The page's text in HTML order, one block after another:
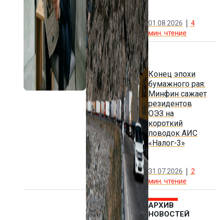
01.08.2026
4
мин. чтение
Конец эпохи
бумажного рая:
Минфин сажает
резидентов
ОЭЗ на
короткий
поводок АИС
«Налог-3»
31.07.2026
2
мин. чтение
АРХИВ
НОВОСТЕЙ